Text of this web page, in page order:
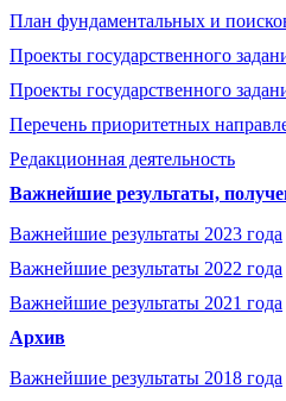
План фундаментальных и
Проекты государственного
Проекты государственного
Перечень приоритетных
Редакционная деятельность
Важнейшие результаты,
Важнейшие результаты 2023 года
Важнейшие результаты 2022 года
Важнейшие результаты 2021 года
Архив
Важнейшие результаты 2018 года